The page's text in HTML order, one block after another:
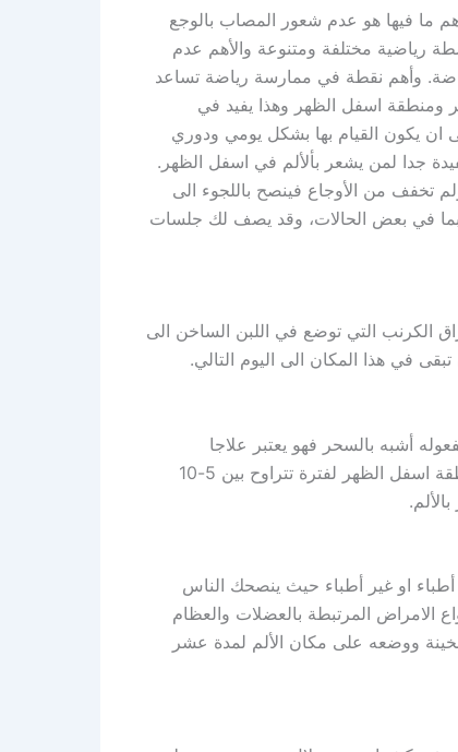
ما فيها هو عدم شعور المصاب بالوجع
رياضية مختلفة ومتنوعة والأهم عدم
وأهم نقطة في ممارسة رياضة تساعد
ومنطقة اسفل الظهر وهذا يفيد في
ان يكون القيام بها بشكل يومي ودوري
جدا لمن يشعر بألألم في اسفل الظهر.
تخفف من الأوجاع فينصح باللجوء الى
في بعض الحالات، وقد يصف لك جلسات
الكرنب التي توضع في اللبن الساخن الى
في هذا المكان الى اليوم التالي.
أشبه بالسحر فهو يعتبر علاجا
بالأعشاب حيث يتم تسخين الزيت ليصبح دافئا ثم القيام بالتدليك لمنطقة اسفل الظهر لفترة تتراوح بين 5-10
او غير أطباء حيث ينصحك الناس
الامراض المرتبطة بالعضلات والعظام
ووضعه على مكان الألم لمدة عشر